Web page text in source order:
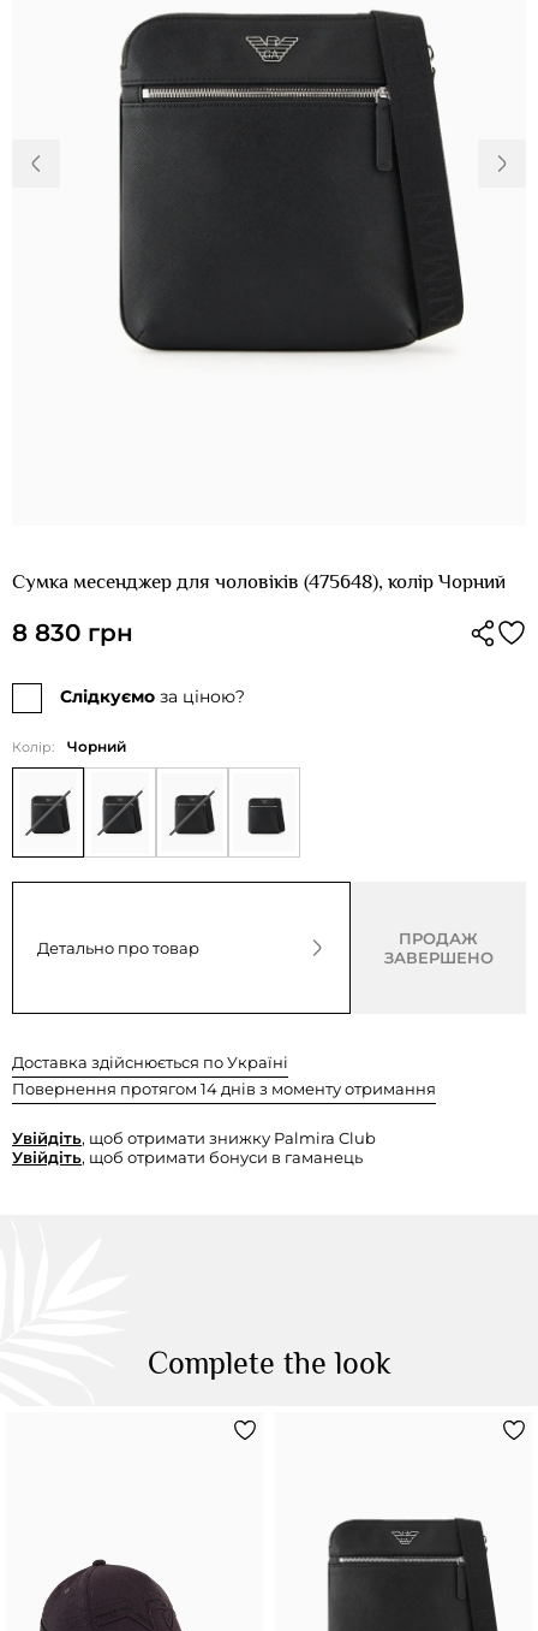
Про нас
Доставка та
Новини
Повернення
та обмін
Відкуки про
Питання та
відповіді
Palmira Club
Сумка месенджер для чоловіків (475648), колір Чорний
8 830 грн
Слідкуємо за ціною?
Колір: Чорний
Детально про товар
ПРОДАЖ
ЗАВЕРШЕНО
Доставка здійснюється по Україні
Повернення протягом 14 днів з моменту отримання
Увійдіть, щоб отримати знижку Palmira Club
Увійдіть, щоб отримати бонуси в гаманець
Complete the look